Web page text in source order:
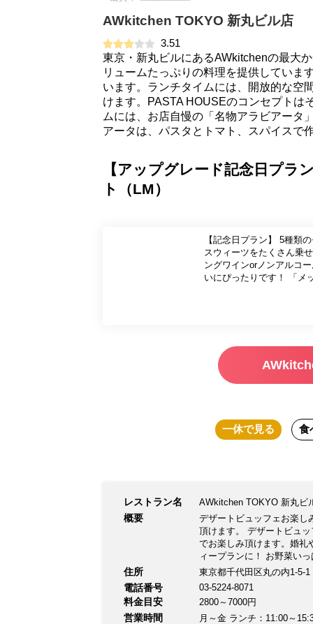
AWkitchen TOKYO 新丸ビル店
3.51
東京・新丸ビルにあるAWkitchenの最大
リュームたっぷりの料理を提供していま
います。ランチタイムには、開放的な空
けます。PASTA HOUSEのコンセプトは
ムには、お店自慢の「名物アラビアータ
アータは、パスタとトマト、スパイスで
【アップグレード記念日プラ
ト（LM）
【記念日プラン】 5種類
スウィーツをたくさん乗せた「メ
ングワインorノンアルコールスパークリングワイン 記念
いにぴったりです！ 「メッセージプレート」付き！ 栗をメインとした5種類のモンブランや紫いも、洋梨、かぼち
一休で見る 食
レストラン名 AWkitchen TOKYO 新丸ビ
概要
デザートビュッフェお楽し
頂けます。 デザートビュ
でお楽しみ頂けます。婚礼
ィープランに！ お野菜い
は人気のブッフェがさらに
住所 東京都千代田区丸の内1-5-
電話番号 03-5224-8071
料金目安 2800～7000円
営業時間
月～金 ランチ：11:00～